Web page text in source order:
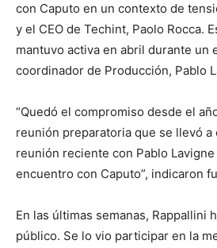
con Caputo en un contexto de
y el CEO de Techint, Paolo Rocca.
mantuvo activa en abril durante un
coordinador de Producción, Pablo
“Quedó el compromiso desde el
reunión preparatoria que se llevó a
reunión reciente con Pablo
encuentro con Caputo”, indicaron
En las últimas semanas, Rappallini
público. Se lo vio participar en la